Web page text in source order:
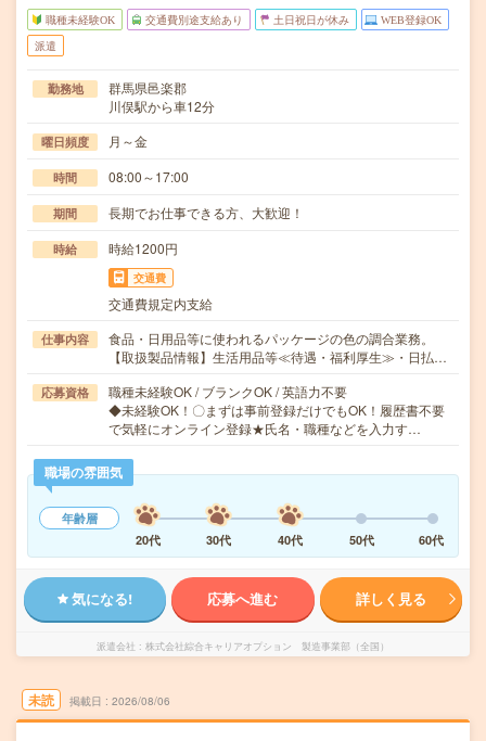
職種未経験OK 交通費別途支給あり 土日祝日が休み WEB登録OK
派遣
勤務地
群馬県邑楽郡
川俣駅から車12分
曜日頻度 月～金
時間 08:00～17:00
期間 長期でお仕事できる方、大歓迎！
時給 時給1200円
交通費
交通費規定内支給
仕事内容
食品・日用品等に使われるパッケージの色の調合業務。
【取扱製品情報】生活用品等≪待遇・福利厚生≫・日払…
応募資格
職種未経験OK / ブランクOK / 英語力不要
◆未経験OK！〇まずは事前登録だけでもOK！履歴書不要
で気軽にオンライン登録★氏名・職種などを入力す…
職場の雰囲気
年齢層
20代
30代 40代 50代 60代
気になる! 応募へ進む 詳しく見る
派遣会社 株式会社綜合キャリアオプション 製造事業部（全国）
未読 掲載日 2026/08/06